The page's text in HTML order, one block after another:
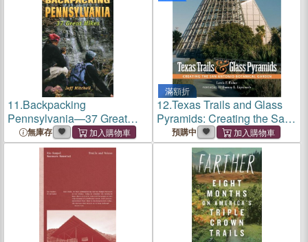
11.Backpacking
Pennsylvania—37 Great
Trails無庫存
滿額折
12.Texas Trails and Glass
Pyramids: Creating the San
Antonio Botanical Garden
預購中